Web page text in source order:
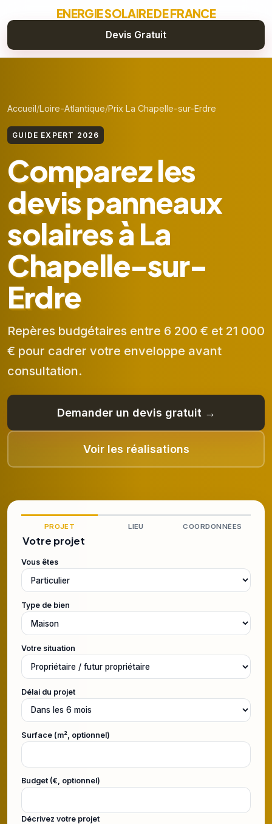
ENERGIE SOLAIRE DE FRANCE
Devis Gratuit
Accueil Loire-Atlantique Prix La Chapelle-sur-Erdre
GUIDE EXPERT 2026
Comparez les
devis panneaux
solaires à La
Chapelle-sur-
Erdre
Repères budgétaires entre 6 200 € et 21 000
€ pour cadrer votre enveloppe avant
consultation.
Demander un devis gratuit →
Voir les réalisations
PROJET LIEU COORDONNÉES
Votre projet
Vous êtes
Type de bien
Votre situation
Délai du projet
Surface (m², optionnel)
Budget (€, optionnel)
Décrivez votre projet